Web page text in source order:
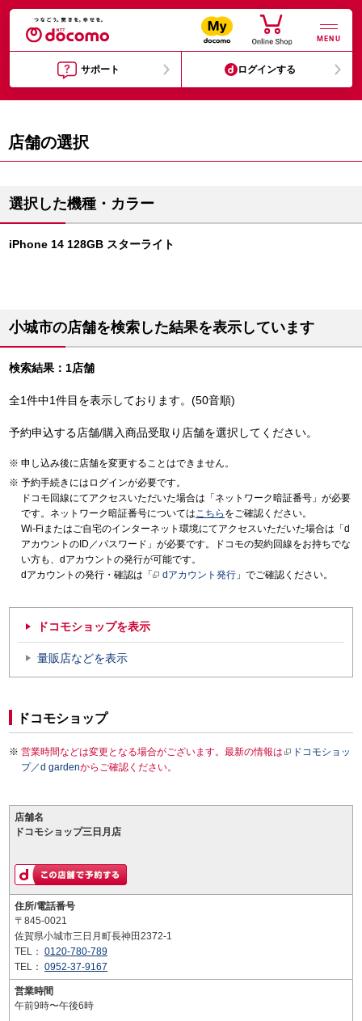
MENU
サポート ログインする
店舗の選択
選択した機種・カラー
iPhone 14 128GB スターライト
小城市の店舗を検索した結果を表示しています
検索結果：1店舗
全1件中1件目を表示しております。(50音順)
予約申込する店舗/購入商品受取り店舗を選択してください。
申し込み後に店舗を変更することはできません。
予約手続きにはログインが必要です。
ドコモ回線にてアクセスいただいた場合は「ネットワーク暗証番号」が必要
です。ネットワーク暗証番号についてはこちら をご確認ください。
Wi-Fiまたはご自宅のインターネット環境にてアクセスいただいた場合は「d
アカウントのID／パスワード」が必要です。ドコモの契約回線をお持ちでな
い方も、dアカウントの発行が可能です。
dアカウントの発行・確認は「
dアカウント発行 」でご確認ください。
ドコモショップを表示
量販店などを表示
ドコモショップ
営業時間などは変更となる場合がございます。最新の情報は
ドコモショッ
プ／d gardenからご確認ください。
店舗名
ドコモショップ三日月店
住所/電話番号
〒845-0021
佐賀県小城市三日月町長神田2372-1
TEL： 0120-780-789
TEL： 0952-37-9167
営業時間
午前9時〜午後6時